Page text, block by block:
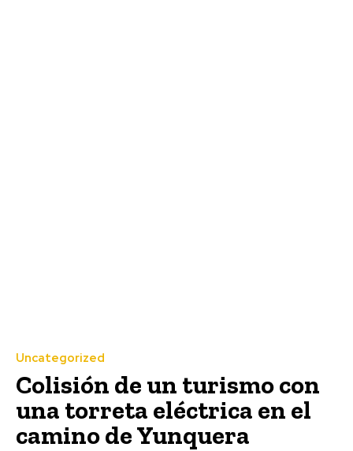
Uncategorized
Colisión de un turismo con
una torreta eléctrica en el
camino de Yunquera